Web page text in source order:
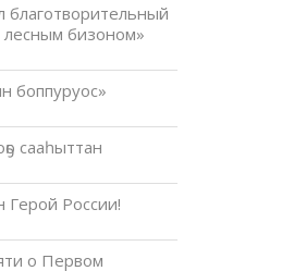
благотворительный
лесным бизоном»
боппуруос»
сааһыттан
России!
о Первом